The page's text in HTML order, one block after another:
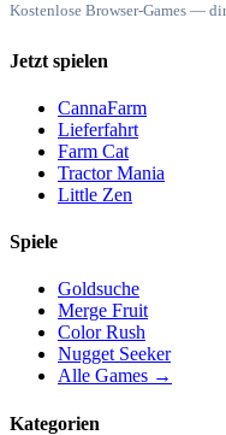
Kostenlose Browser-Games —
Jetzt spielen
CannaFarm
Lieferfahrt
Farm Cat
Tractor Mania
Little Zen
Spiele
Goldsuche
Merge Fruit
Color Rush
Nugget Seeker
Alle Games →
Kategorien